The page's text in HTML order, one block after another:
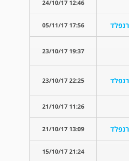
12:46 24/10/17
17:56 05/11/17
19:37 23/10/17
22:25 23/10/17
11:26 21/10/17
13:09 21/10/17
21:24 15/10/17